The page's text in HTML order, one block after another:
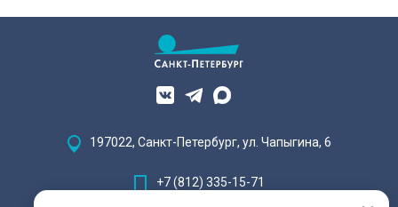
197022, Санкт-Петербург, ул. Чапыгина, 6
+7 (812) 335-15-71